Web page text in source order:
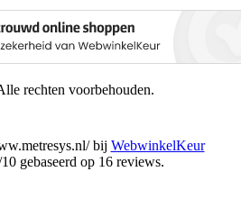
rechten voorbehouden.
bij WebwinkelKeur
gebaseerd op 16 reviews.